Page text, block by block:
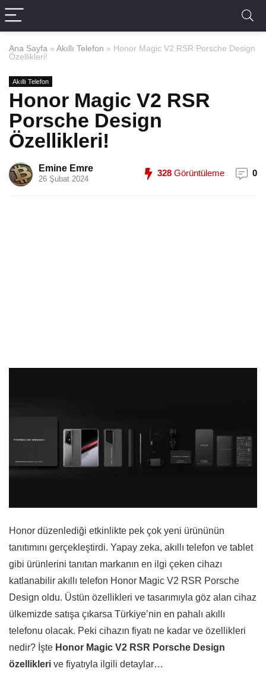
Ana Sayfa » Akıllı Telefon » Honor Magic V2 RSR Porsche Design
Özellikleri!
Akıllı Telefon
Honor Magic V2 RSR
Porsche Design
Özellikleri!
Emine Emre
26 Şubat 2024
328 Görüntüleme 0
Honor düzenlediği etkinlikte pek çok yeni ürününün
tanıtımını gerçekleştirdi. Yapay zeka, akıllı telefon ve tablet
gibi ürünlerini tanıtan markanın en ilgi çeken cihazı
katlanabilir akıllı telefon Honor Magic V2 RSR Porsche
Design oldu. Üstün özellikleri ve tasarımıyla göz alan cihaz
ülkemizde satışa çıkarsa Türkiye’nin en pahalı akıllı
telefonu olacak. Peki cihazın fiyatı ne kadar ve özellikleri
nedir? İşte Honor Magic V2 RSR Porsche Design
özellikleri ve fiyatıyla ilgili detaylar…